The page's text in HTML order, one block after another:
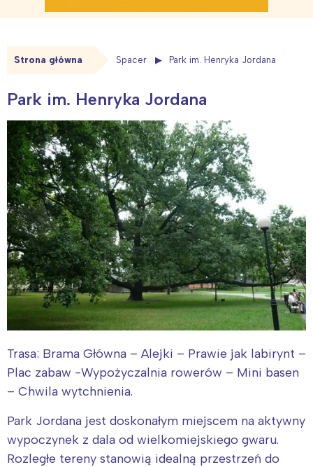
Strona główna Spacer Park im. Henryka Jordana
Park im. Henryka Jordana
Trasa: Brama Główna – Alejki – Prawie jak labirynt –
Plac zabaw -Wypożyczalnia rowerów – Mini basen
– Chwila wytchnienia.
Park Jordana jest doskonałym miejscem na aktywny
wypoczynek z dala od wielkomiejskiego gwaru.
Rozległe tereny stanowią idealną przestrzeń do